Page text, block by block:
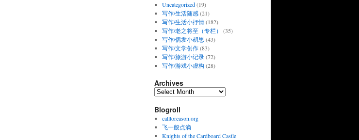
Uncategorized(19)
写作/生活随感(21)
写作/生活小抒情(182)
写作/老之将至（专栏）
(35)
写作/偶发小胡思 (43)
写作/文学创作(83)
写作/旅游小记录(72)
写作/游戏小虚构 (28)
Archives
Archives
Blogroll
calltoreason.org
飞一般点滴
Knights of the Cardboard Castle